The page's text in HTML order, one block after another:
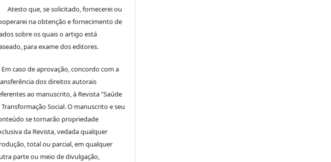
Atesto que, se solicitado, fornecerei ou
na obtenção e fornecimento de
sobre os quais o artigo está
para exame dos editores.
Em caso de aprovação, concordo com a
dos direitos autorais
ao manuscrito, à Revista "Saúde
Social. O manuscrito e seu
se tornarão propriedade
da Revista, vedada qualquer
total ou parcial, em qualquer
parte ou meio de divulgação,